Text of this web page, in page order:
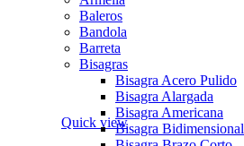
Quick view
Baleros
Bandola
Barreta
Bisagras
Bisagra Acero Pulido
Bisagra Alargada
Bisagra Americana
Bisagra Bidimensional